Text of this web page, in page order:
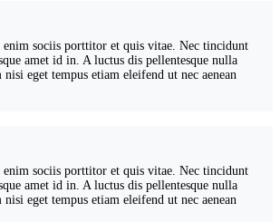
enim sociis porttitor et quis vitae. Nec tincidunt
amet id in. A luctus dis pellentesque nulla
eget tempus etiam eleifend ut nec aenean
enim sociis porttitor et quis vitae. Nec tincidunt
amet id in. A luctus dis pellentesque nulla
eget tempus etiam eleifend ut nec aenean